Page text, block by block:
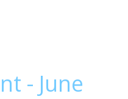
- June